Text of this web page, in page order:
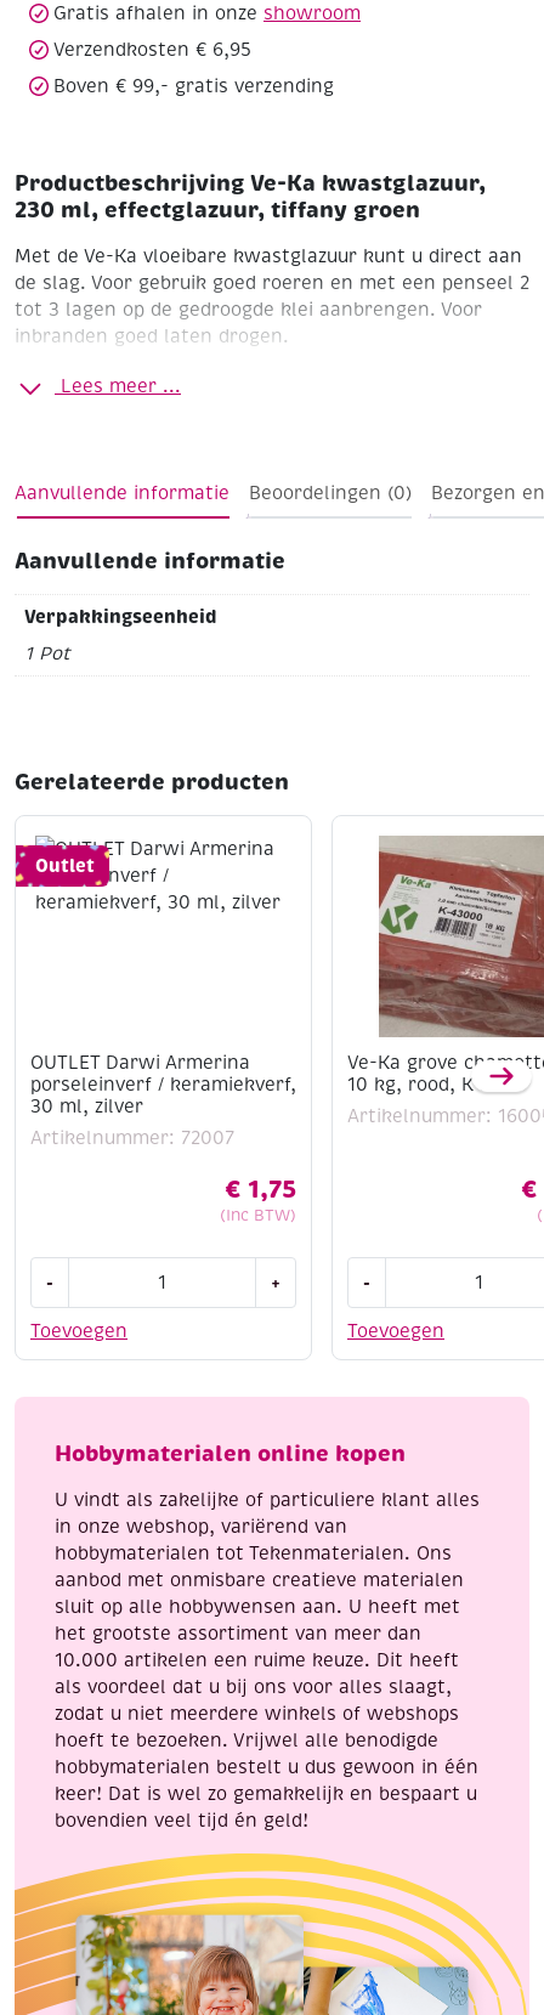
Gratis afhalen in onze showroom
Verzendkosten € 6,95
Boven € 99,- gratis verzending
Productbeschrijving Ve-Ka kwastglazuur,
230 ml, effectglazuur, tiffany groen
Met de Ve-Ka vloeibare kwastglazuur kunt u direct aan
de slag. Voor gebruik goed roeren en met een penseel 2
tot 3 lagen op de gedroogde klei aanbrengen. Voor
inbranden goed laten drogen.
Voor aardewerk
Lees meer ...
Aanvullende informatie Beoordelingen (0) Bezorgen
Aanvullende informatie
Verpakkingseenheid
1 Pot
Gerelateerde producten
Outlet
OUTLET Darwi Armerina
porseleinverf / keramiekverf,
30 ml, zilver
Artikelnummer: 72007
€ 1,75
(Inc BTW)
Toevoegen
-
Armerina
keramiekverf,
ml,
aantal
+
Ve-Ka grove
10 kg, rood, K43
Artikelnummer:
€
Toevoegen
-
grove
10
rood,
aantal
Hobbymaterialen online kopen
U vindt als zakelijke of particuliere klant alles
in onze webshop, variërend van
hobbymaterialen tot Tekenmaterialen. Ons
aanbod met onmisbare creatieve materialen
sluit op alle hobbywensen aan. U heeft met
het grootste assortiment van meer dan
10.000 artikelen een ruime keuze. Dit heeft
als voordeel dat u bij ons voor alles slaagt,
zodat u niet meerdere winkels of webshops
hoeft te bezoeken. Vrijwel alle benodigde
hobbymaterialen bestelt u dus gewoon in één
keer! Dat is wel zo gemakkelijk en bespaart u
bovendien veel tijd én geld!